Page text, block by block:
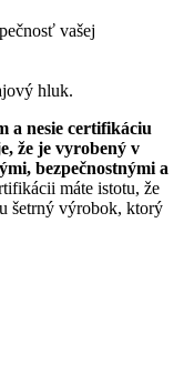
vašej
hluk.
a nesie certifikáciu
že je vyrobený v
bezpečnostnými a
máte istotu, že
šetrný výrobok, ktorý